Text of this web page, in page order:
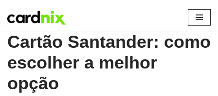
para
conteúdo
Cartão Santander: como
escolher a melhor
opção